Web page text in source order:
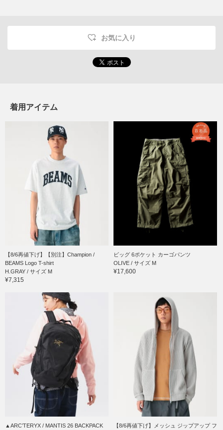
お気に入り
着用アイテム
【8/6再値下げ】【別注】Champion /
BEAMS Logo T-shirt
H.GRAY / サイズ M
¥7,315
ビッグ 6ポケット カーゴパンツ
OLIVE / サイズ M
¥17,600
▲ARC’TERYX / MANTIS 26 BACKPACK
【8/6再値下げ】メッシュ ジップアップ フ